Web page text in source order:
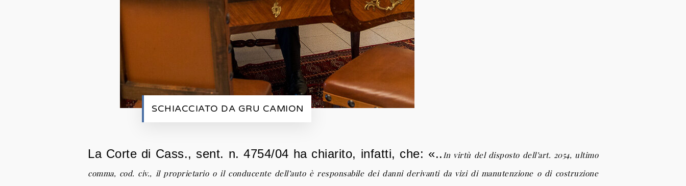
SCHIACCIATO DA GRU CAMION
La Corte di Cass., sent. n. 4754/04 ha chiarito, infatti, che: «..In virtù del disposto dell’art. 2054, ultimo
comma, cod. civ., il proprietario o il conducente dell’autoè responsabile dei danni derivanti da vizi di manutenzione o di costruzione